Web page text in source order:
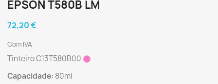
EPSON T580B LM
72,20 €
Com IVA
Tinteiro C13T580B00
Capacidade: 80ml